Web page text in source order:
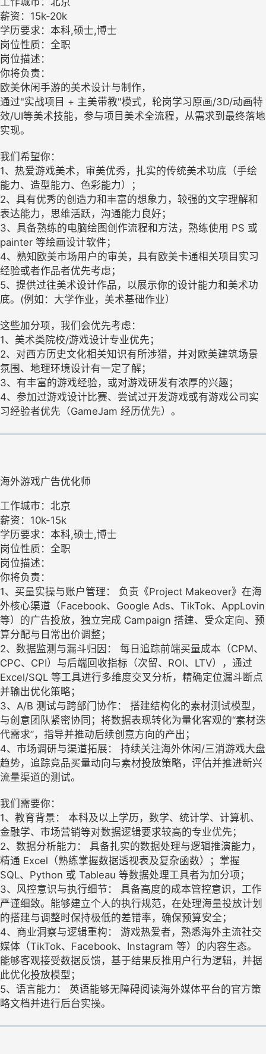
薪资：15k-20k
学历要求：本科,硕士,博士
岗位性质：全职
岗位描述：
你将负责：
欧美休闲手游的美术设计与制作，
通过"实战项目 + 主美带教"模式，轮岗学习原画/3D/动画特
效/UI等美术技能，参与项目美术全流程，从需求到最终落地
实现。
我们希望你：
1、热爱游戏美术，审美优秀，扎实的传统美术功底（手绘
能力、造型能力、色彩能力）；
2、具有优秀的创造力和丰富的想象力，较强的文字理解和
表达能力，思维活跃，沟通能力良好；
3、具备熟练的电脑绘图创作流程和方法，熟练使用 PS 或
painter 等绘画设计软件；
4、熟知欧美市场用户的审美，具有欧美卡通相关项目实习
经验或者作品者优先考虑；
5、提供过往美术设计作品，以展示你的设计能力和美术功
底。(例如：大学作业，美术基础作业）
这些加分项，我们会优先考虑：
1、美术类院校/游戏设计专业优先；
2、对西方历史文化相关知识有所涉猎，并对欧美建筑场景
氛围、地理环境设计有一定了解；
3、有丰富的游戏经验，或对游戏研发有浓厚的兴趣；
4、参加过游戏设计比赛、尝试过开发游戏或有游戏公司实
习经验者优先（GameJam 经历优先）。
海外游戏广告优化师
工作城市：北京
薪资：10k-15k
学历要求：本科,硕士,博士
岗位性质：全职
岗位描述：
你将负责：
1、买量实操与账户管理： 负责《Project Makeover》在海
外核心渠道（Facebook、Google Ads、TikTok、AppLovin
等）的广告投放，独立完成 Campaign 搭建、受众定向、预
算分配与日常出价调整；
2、数据监测与漏斗归因： 每日追踪前端买量成本（CPM、
CPC、CPI）与后端回收指标（次留、ROI、LTV），通过
Excel/SQL 等工具进行多维度交叉分析，精确定位漏斗断点
并输出优化策略；
3、A/B 测试与跨部门协作： 搭建结构化的素材测试模型，
与创意团队紧密协同；将数据表现转化为量化客观的“素材迭
代需求”，指导并推动后续创意方向的产出；
4、市场调研与渠道拓展： 持续关注海外休闲/三消游戏大盘
趋势，追踪竞品买量动向与素材投放策略，评估并推进新兴
流量渠道的测试。
我们需要你：
1、教育背景： 本科及以上学历，数学、统计学、计算机、
金融学、市场营销等对数据逻辑要求较高的专业优先；
2、数据分析能力： 具备扎实的数据处理与逻辑推演能力，
精通 Excel（熟练掌握数据透视表及复杂函数）；掌握
SQL、Python 或 Tableau 等数据处理工具者为加分项；
3、风控意识与执行细节： 具备高度的成本管控意识，工作
严谨细致。能够建立个人的执行规范，在处理海量投放计划
的搭建与调整时保持极低的差错率，确保预算安全；
4、商业洞察与逻辑重构： 游戏热爱者，熟悉海外主流社交
媒体（TikTok、Facebook、Instagram 等）的内容生态。
能够客观接受数据反馈，基于结果反推用户行为逻辑，并据
此优化投放模型；
5、语言能力： 英语能够无障碍阅读海外媒体平台的官方策
略文档并进行后台实操。